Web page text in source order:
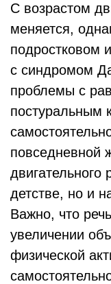
С возрастом
меняется,
подростковом
с синдромом
проблемы с
постуральным
повседневной
двигательного
детстве, но и
Важно, что
увеличении
физической